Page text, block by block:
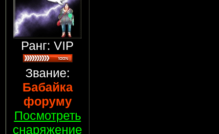
Ранг: VIP
Звание:
Бабайка
форуму
Посмотреть
снаряжение